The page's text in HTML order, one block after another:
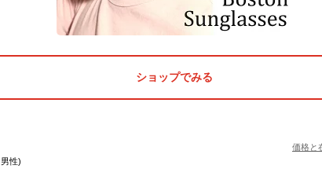
ショップでみる
価格と
性)